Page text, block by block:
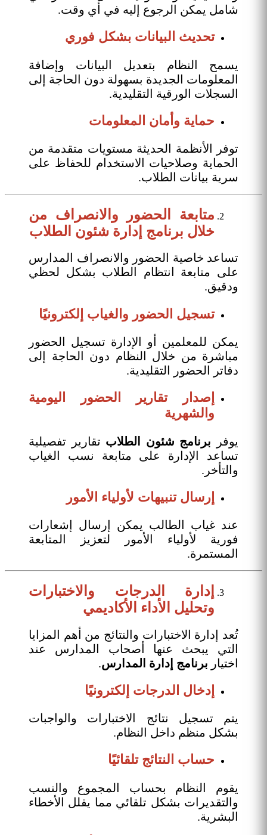
شامل يمكن الرجوع إليه في أي وقت.
تحديث البيانات بشكل فوري
يسمح النظام بتعديل البيانات وإضافة
المعلومات الجديدة بسهولة دون الحاجة إلى
السجلات الورقية التقليدية.
حماية وأمان المعلومات
توفر الأنظمة الحديثة مستويات متقدمة من
الحماية وصلاحيات الاستخدام للحفاظ على
سرية بيانات الطلاب.
متابعة الحضور والانصراف من
خلال برنامج إدارة شئون الطلاب
تساعد خاصية الحضور والانصراف المدارس
على متابعة انتظام الطلاب بشكل لحظي
ودقيق.
تسجيل الحضور والغياب إلكترونيًا
يمكن للمعلمين أو الإدارة تسجيل الحضور
مباشرة من خلال النظام دون الحاجة إلى
دفاتر الحضور التقليدية.
إصدار تقارير الحضور اليومية
والشهرية
يوفر برنامج شئون الطلاب تقارير تفصيلية
تساعد الإدارة على متابعة نسب الغياب
والتأخر.
إرسال تنبيهات لأولياء الأمور
عند غياب الطالب يمكن إرسال إشعارات
فورية لأولياء الأمور لتعزيز المتابعة
المستمرة.
إدارة الدرجات والاختبارات
وتحليل الأداء الأكاديمي
تُعد إدارة الاختبارات والنتائج من أهم المزايا
التي يبحث عنها أصحاب المدارس عند
اختيار برنامج إدارة المدارس.
إدخال الدرجات إلكترونيًا
يتم تسجيل نتائج الاختبارات والواجبات
بشكل منظم داخل النظام.
حساب النتائج تلقائيًا
يقوم النظام بحساب المجموع والنسب
والتقديرات بشكل تلقائي مما يقلل الأخطاء
البشرية.